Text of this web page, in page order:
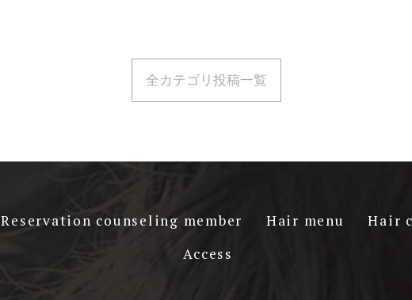
全カテゴリ投稿一覧
Reservation counseling member Hair menu Hair
Access